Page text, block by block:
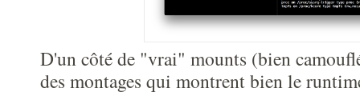
D'un côté de "vrai" mounts (bien
des montages qui montrent bien le